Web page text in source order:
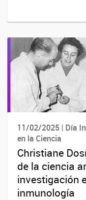
11/02/2025 | Día
en la Ciencia
Christiane
de la ciencia
investigación
inmunología